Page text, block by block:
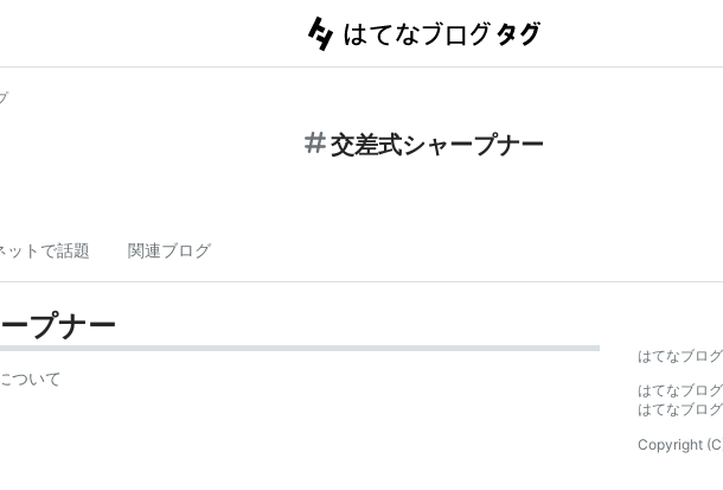
交差式シャープナー
ットで話題 関連ブログ
プナー
ついて
はてなブログ
はてなブロ
はてなブロ
Copyright